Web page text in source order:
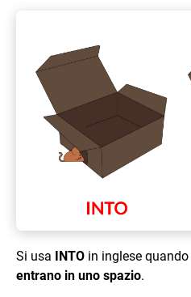
Si usa INTO in inglese quando
entrano in uno spazio.